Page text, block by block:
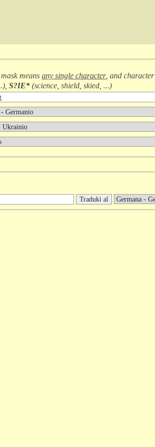
means any single character, and character
), S?IE* (science, shield, skied, ...)